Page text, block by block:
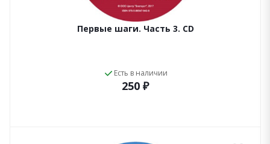
Первые шаги. Часть 3. CD
Есть в наличии
250 ₽